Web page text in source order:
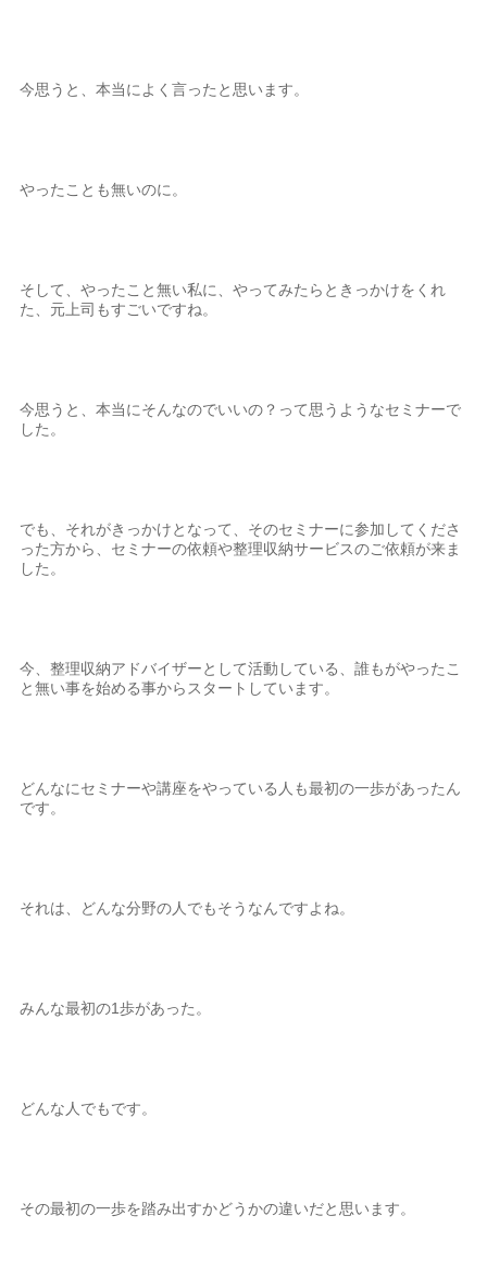
今思うと、本当によく言ったと思います。
やったことも無いのに。
そして、やったこと無い私に、やってみたらときっかけをくれ
た、元上司もすごいですね。
今思うと、本当にそんなのでいいの？って思うようなセミナーで
した。
でも、それがきっかけとなって、そのセミナーに参加してくださ
った方から、セミナーの依頼や整理収納サービスのご依頼が来ま
した。
今、整理収納アドバイザーとして活動している、誰もがやったこ
と無い事を始める事からスタートしています。
どんなにセミナーや講座をやっている人も最初の一歩があったん
です。
それは、どんな分野の人でもそうなんですよね。
みんな最初の1歩があった。
どんな人でもです。
その最初の一歩を踏み出すかどうかの違いだと思います。